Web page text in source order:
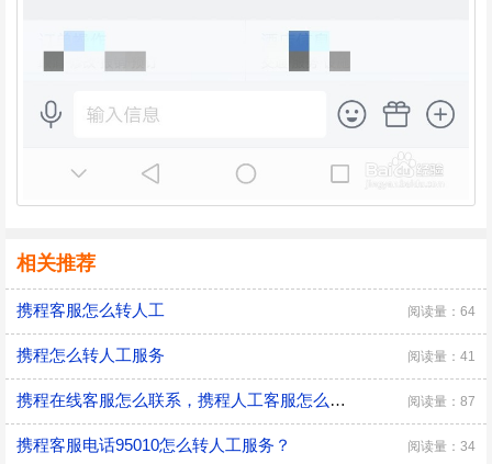
相关推荐
携程客服怎么转人工 阅读量：64
携程怎么转人工服务 阅读量：41
携程在线客服怎么联系，携程人工客服怎么联系？ 阅读量：87
携程客服电话95010怎么转人工服务？ 阅读量：34